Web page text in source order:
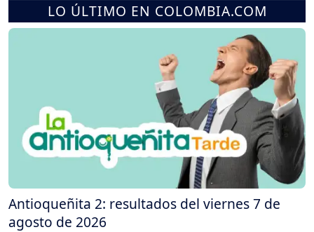
LO ÚLTIMO EN COLOMBIA.COM
Antioqueñita 2: resultados del viernes 7 de
agosto de 2026